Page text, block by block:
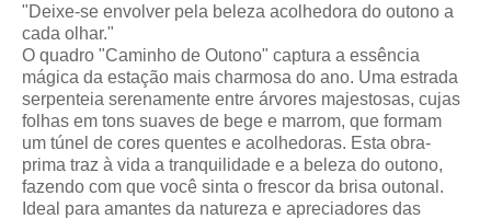
"Deixe-se envolver pela beleza acolhedora do outono a
cada olhar."
O quadro "Caminho de Outono" captura a essência
mágica da estação mais charmosa do ano. Uma estrada
serpenteia serenamente entre árvores majestosas, cujas
folhas em tons suaves de bege e marrom, que formam
um túnel de cores quentes e acolhedoras. Esta obra-
prima traz à vida a tranquilidade e a beleza do outono,
fazendo com que você sinta o frescor da brisa outonal.
Ideal para amantes da natureza e apreciadores das